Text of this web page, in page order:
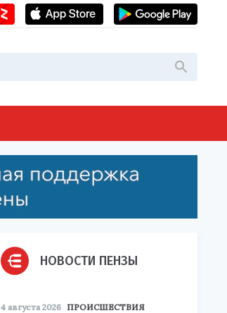
НОВОСТИ ПЕНЗЫ
4 августа 2026 ПРОИСШЕСТВИЯ